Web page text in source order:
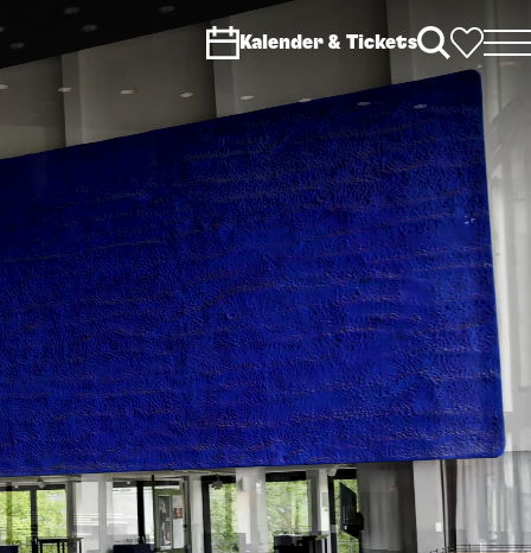
Kalender & Tickets